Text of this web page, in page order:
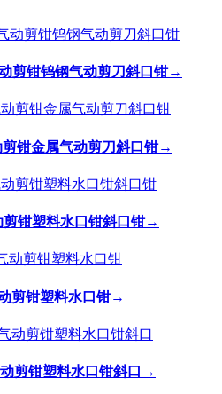
剪钳钨钢气动剪刀斜口钳→
钳金属气动剪刀斜口钳→
钳塑料水口钳斜口钳→
剪钳塑料水口钳→
剪钳塑料水口钳斜口 →